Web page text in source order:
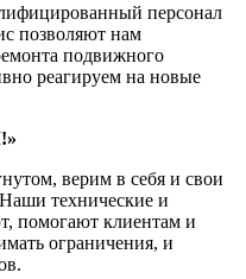
персонал
позволяют нам
подвижного
реагируем на новые
верим в себя и свои
технические и
помогают клиентам и
ограничения, и